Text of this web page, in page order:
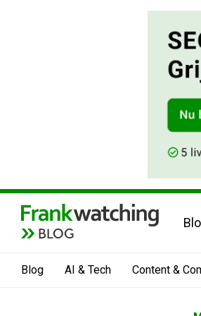
BLOG
Blog AI & Tech Content &